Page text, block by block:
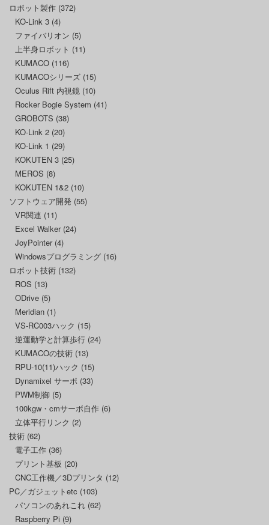
ロボット製作 (372)
KO-Link 3 (4)
ファイバリオン (5)
上半身ロボット (11)
KUMACO (116)
KUMACOシリーズ (15)
Oculus Rift 内視鏡 (10)
Rocker Bogie System (41)
GROBOTS (38)
KO-Link 2 (20)
KO-Link 1 (29)
KOKUTEN 3 (25)
MEROS (8)
KOKUTEN 1&2 (10)
ソフトウェア開発 (55)
VR関連 (11)
Excel Walker(24)
JoyPointer(4)
Windowsプログラミング (16)
ロボット技術 (132)
ROS (13)
ODrive (5)
Meridian (1)
VS-RC003ハック (15)
逆運動学と計算歩行 (24)
KUMACOの技術 (13)
RPU-10(11)ハック (15)
Dynamixel サーボ (33)
PWM制御 (5)
100kgw・cmサーボ自作 (6)
立体平行リンク (2)
技術 (62)
電子工作 (36)
プリント基板 (20)
CNC工作機／3Dプリンタ (12)
PC／ガジェットetc (103)
パソコンのあれこれ (62)
Raspberry Pi (9)